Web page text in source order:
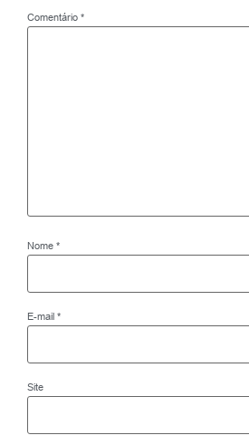
Comentário *
Nome *
E-mail *
Site